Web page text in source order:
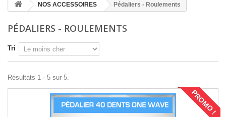
NOS ACCESSOIRES Pédaliers - Roulements
PÉDALIERS - ROULEMENTS
Tri
Résultats 1 - 5 sur 5.
PROMO !